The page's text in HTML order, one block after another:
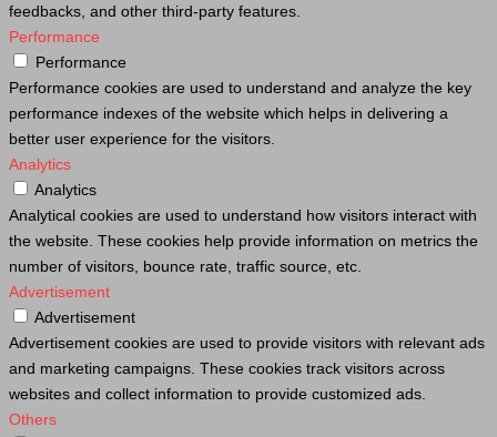
feedbacks, and other third-party features.
Performance
Performance
Performance cookies are used to understand and analyze the key
performance indexes of the website which helps in delivering a
better user experience for the visitors.
Analytics
Analytics
Analytical cookies are used to understand how visitors interact with
the website. These cookies help provide information on metrics the
number of visitors, bounce rate, traffic source, etc.
Advertisement
Advertisement
Advertisement cookies are used to provide visitors with relevant ads
and marketing campaigns. These cookies track visitors across
websites and collect information to provide customized ads.
Others